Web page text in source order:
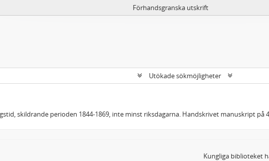
Förhandsgranska utskrift
Utökade sökmöjligheter
skildrande perioden 1844-1869, inte minst riksdagarna. Handskrivet manuskript på
Kungliga biblioteket